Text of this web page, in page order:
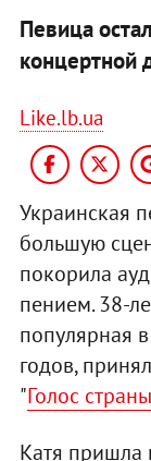
Певица
концертной
Like.lb.ua
Украинская
большую
покорила
пением. 38-
популярная
годов,
"Голос страны
Катя пришла